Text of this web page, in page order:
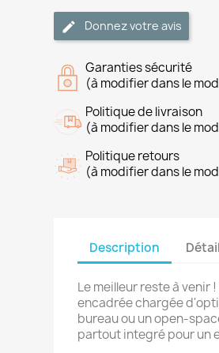
Donnez votre avis
Garanties sécurité
(à modifier dans le
Politique de livraison
(à modifier dans le
Politique retours
(à modifier dans le
Description
Le meilleur reste à venir
encadrée chargée
bureau ou un open-
partout integré pour un